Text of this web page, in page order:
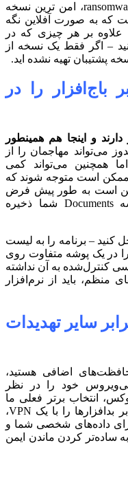
البته برای جلوگیری از بدترین اثرات ransomware، امن ترین نسخه
که به صورت آفلاین نگه
علاوه بر هر چیزی که در
– اگر فقط یک نسخه از
پشتیبان تهیه نشده اید.
باج‌افزار را در
و اینجا هم همینطور
می‌تواند مهاجمان را از
همچنین می‌تواند کمی
ممکن است متوجه شوند که
است به طور پیش فرض
مسدود شود، زیرا آنها اغلب در پوشه Documents شما ذخیره
کنید – برنامه را به لیست
در یک پوشه متفاوت روی
کنترل‌شده به آن نداشته
منظم، باید از نرم‌افزار
سایر تهدیدات
اضافی هستید،
خود را در نظر
به عنوان مثال، نورتون 360 دلوکس، انتخاب برتر فعلی ما
برای آنتی‌ویروس، حفاظت قوی در برابر بدافزارها را با یک VPN،
داده‌های شخصی شما و
ساده‌تر کردن ماندن ایمن